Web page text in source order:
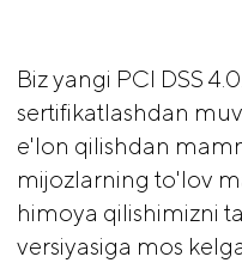
Biz yangi PCI DSS
sertifikatlashdan
e'lon qilishdan
mijozlarning to'lov
himoya qilishimizni
versiyasiga mos